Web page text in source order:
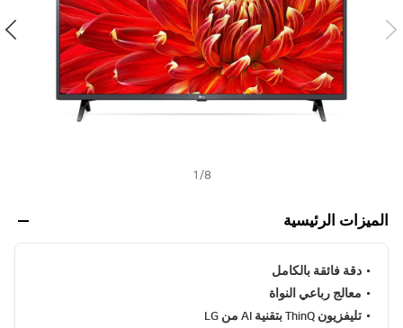
1 /8
الميزات الرئيسية
دقة فائقة بالكامل
معالج رباعي النواة
تليفزيون ThinQ بتقنية AI من LG